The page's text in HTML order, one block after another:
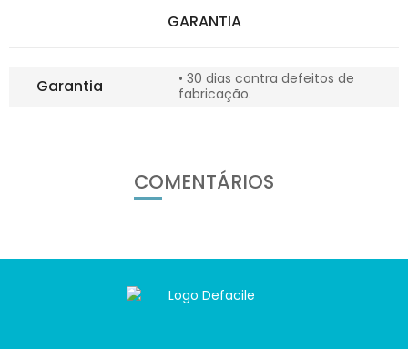
GARANTIA
Garantia
• 30 dias contra defeitos de
fabricação.
COMENTÁRIOS